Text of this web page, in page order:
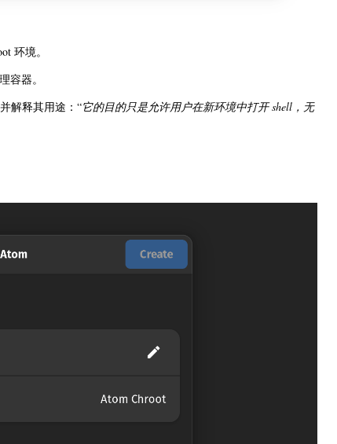
环境。
容器。
解释其用途：“它的目的只是允许用户在新环境中打开 shell，无